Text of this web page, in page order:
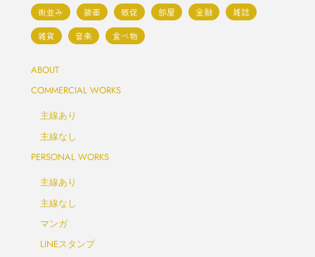
街並み
装画 販促 部屋 金融
雑誌
雑貨
音楽 食べ物
ABOUT
COMMERCIAL WORKS
主線あり
主線なし
PERSONAL WORKS
主線あり
主線なし
マンガ
LINEスタンプ